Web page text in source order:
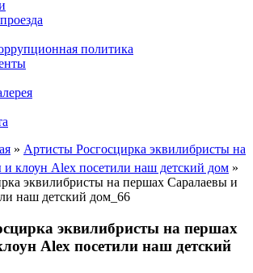
политика
» Артисты Росгосцирка эквилибристы на
клоун Alex посетили наш детский дом »
эквилибристы на першах Саралаевы и
наш детский дом_66
эквилибристы на першах
Alex посетили наш детский